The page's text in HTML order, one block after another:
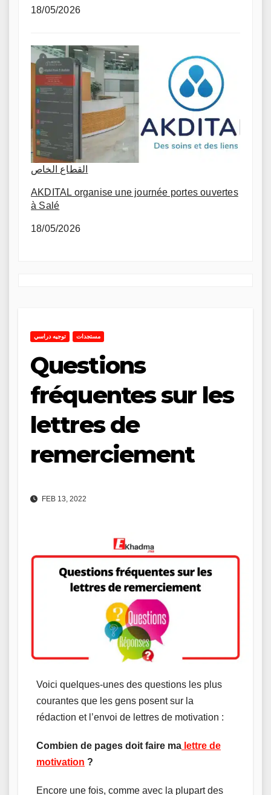
18/05/2026
القطاع الخاص
AKDITAL organise une journée portes ouvertes
à Salé
18/05/2026
توجيه دراسي مستجدات
Questions
fréquentes sur les
lettres de
remerciement
FEB 13, 2022
Voici quelques-unes des questions les plus
courantes que les gens posent sur la
rédaction et l’envoi de lettres de motivation :
Combien de pages doit faire ma lettre de
motivation ?
Encore une fois, comme avec la plupart des